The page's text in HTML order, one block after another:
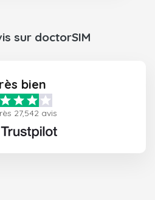
sur doctorSIM
bien
27,542 avis